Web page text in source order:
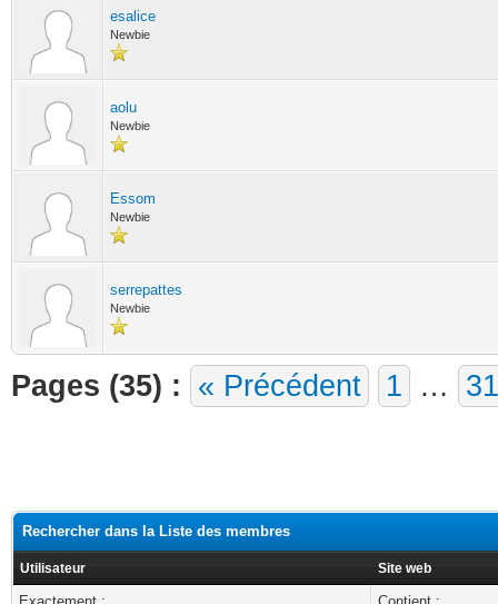
esalice
Newbie
aolu
Newbie
Essom
Newbie
serrepattes
Newbie
Pages (35) : « Précédent 1 … 31
Rechercher dans la Liste des membres
Utilisateur Site web